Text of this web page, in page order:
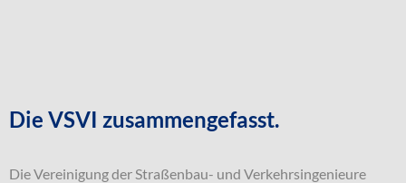
Die VSVI zusammengefasst.
Die Vereinigung der Straßenbau- und Verkehrsingenieure